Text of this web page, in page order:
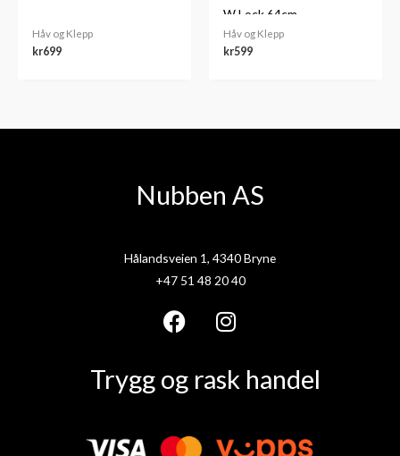
Håv og Klepp
kr699
W Lock 64cm
Håv og Klepp
kr599
Nubben AS
Hålandsveien 1, 4340 Bryne
+47 51 48 20 40
F
c
b
I
s
Trygg og rask handel